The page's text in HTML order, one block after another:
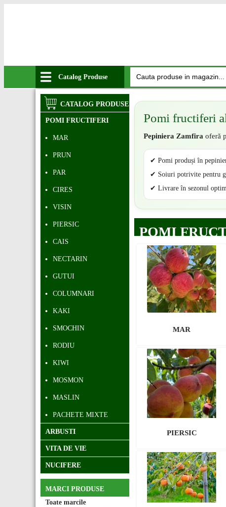
Catalog Produse
CATALOG PRODUSE
POMI FRUCTIFERI
MAR
PRUN
PAR
CIRES
VISIN
PIERSIC
CAIS
NECTARIN
GUTUI
COLUMNARI
KAKI
SMOCHIN
RODIU
KIWI
MOSMON
MASLIN
PACHETE MIXTE
ARBUSTI
VITA DE VIE
NUCIFERE
MARCI PRODUSE
Toate marcile
Pomi fructiferi
Pepiniera Zamfira oferă
✔ Pomi produși în
✔ Soiuri potrivite pentru
✔ Livrare în sezonul
POMI
MAR
PIERSIC